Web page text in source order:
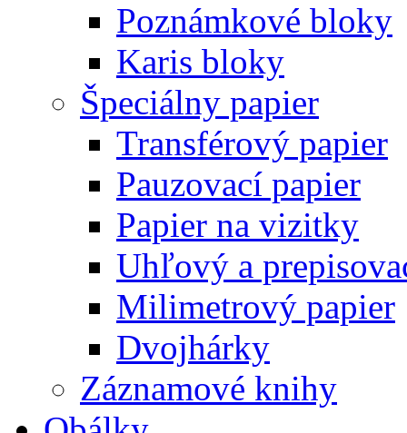
Poznámkové bloky
Karis bloky
Špeciálny papier
Transférový papier
Pauzovací papier
Papier na vizitky
Uhľový a
Milimetrový papier
Dvojhárky
Záznamové knihy